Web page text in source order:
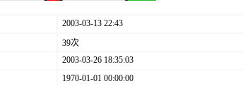
2003-03-13 22:43
39次
2003-03-26 18:35:03
1970-01-01 00:00:00